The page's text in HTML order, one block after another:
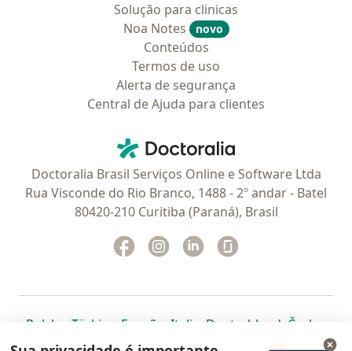
Solução para clinicas
Noa Notes
novo
Conteúdos
Termos de uso
Alerta de segurança
Central de Ajuda para clientes
Doctoralia - Homepage
Doctoralia Brasil Serviços Online e Software Ltda
Rua Visconde do Rio Branco, 1488 - 2º andar - Batel
80420-210 Curitiba (Paraná), Brasil
Facebook
abre num novo separador
Instagram
abre num novo separador
Linkedin
abre num novo
Polska abre num novo separador
Türkiye abre num novo separador
España abre num novo separador
Italia abre num novo
Deutschlandabre num
Česko
Portugal abre num novo separador
, México abre num novo separador
, abre num novo separador
Brasil abre num novoabre num
abre